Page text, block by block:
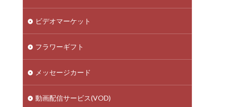
ビデオマーケット
フラワーギフト
メッセージカード
動画配信サービス(VOD)